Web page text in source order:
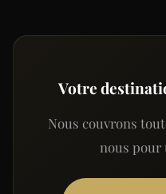
Votre
Nous couvrons
nous pour